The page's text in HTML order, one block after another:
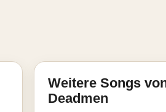
Weitere Songs
Deadmen